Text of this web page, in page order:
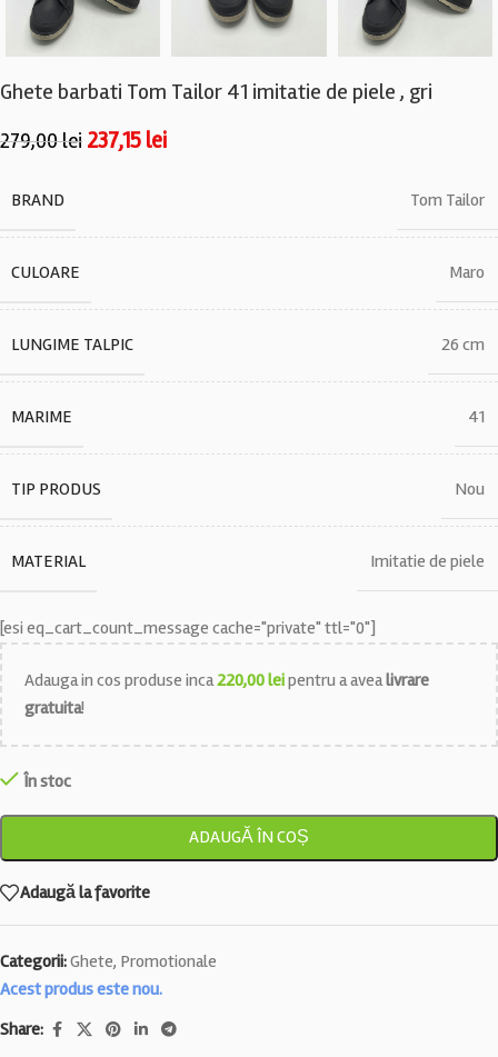
Ghete barbati Tom Tailor 41 imitatie de piele , gri
279,00lei 237,15 lei
BRAND Tom Tailor
CULOARE Maro
LUNGIME TALPIC 26 cm
MARIME 41
TIP PRODUS Nou
MATERIAL Imitatie de piele
[esi eq_cart_count_message cache="private" ttl="0"]
Adauga in cos produse inca220,00leipentru a avealivrare
gratuita!
În stoc
ADAUGĂ ÎN COȘ
Adaugă la favorite
Categorii:Ghete, Promotionale
Acest produs este nou.
Share: